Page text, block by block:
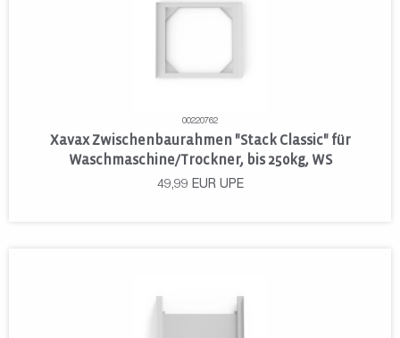
00220762
Xavax Zwischenbaurahmen "Stack Classic" für
Waschmaschine/Trockner, bis 250kg, WS
49,99 EUR UPE